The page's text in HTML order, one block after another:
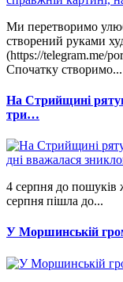
Ми перетворимо
створений руками
(https://telegram.me/
Спочатку створимо...
На Стрийщині
три…
4 серпня до пошуків
серпня пішла до...
У Моршинській